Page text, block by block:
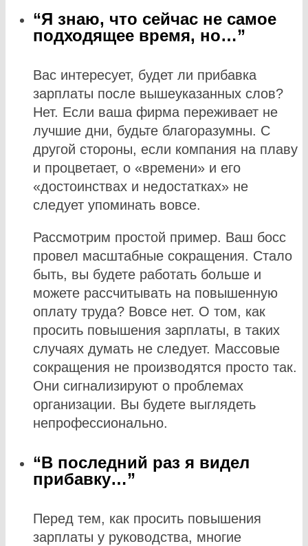
“Я знаю, что сейчас не самое
подходящее время, но…”
Вас интересует, будет ли прибавка
зарплаты после вышеуказанных слов?
Нет. Если ваша фирма переживает не
лучшие дни, будьте благоразумны. С
другой стороны, если компания на плаву
и процветает, о «времени» и его
«достоинствах и недостатках» не
следует упоминать вовсе.
Рассмотрим простой пример. Ваш босс
провел масштабные сокращения. Стало
быть, вы будете работать больше и
можете рассчитывать на повышенную
оплату труда? Вовсе нет. О том, как
просить повышения зарплаты, в таких
случаях думать не следует. Массовые
сокращения не производятся просто так.
Они сигнализируют о проблемах
организации. Вы будете выглядеть
непрофессионально.
“В последний раз я видел
прибавку…”
Перед тем, как просить повышения
зарплаты у руководства, многие